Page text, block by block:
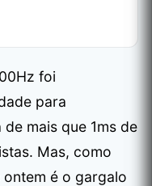
foi
para
mais que 1ms de
Mas, como
é o gargalo